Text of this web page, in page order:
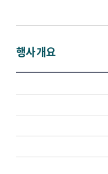
행사 개요